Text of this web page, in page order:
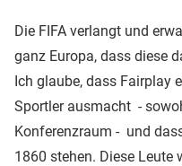
Die FIFA verlangt und
ganz Europa, dass diese
Ich glaube, dass Fairplay
Sportler ausmacht -
Konferenzraum - und
1860 stehen. Diese Leute